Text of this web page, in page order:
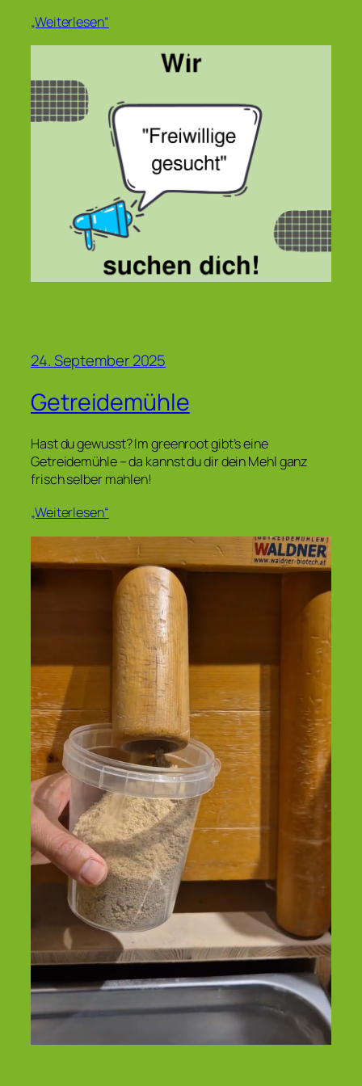
„Weiterlesen“
24. September 2025
Getreidemühle
Hast du gewusst? Im greenroot gibt’s eine
Getreidemühle – da kannst du dir dein Mehl ganz
frisch selber mahlen!
„Weiterlesen“